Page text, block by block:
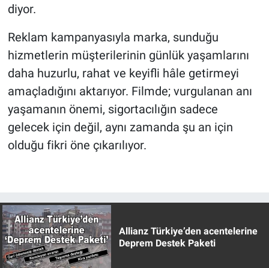
diyor.
Reklam kampanyasıyla marka, sunduğu
hizmetlerin müşterilerinin günlük yaşamlarını
daha huzurlu, rahat ve keyifli hâle getirmeyi
amaçladığını aktarıyor. Filmde; vurgulanan anı
yaşamanın önemi, sigortacılığın sadece
gelecek için değil, aynı zamanda şu an için
olduğu fikri öne çıkarılıyor.
Allianz Türkiye’den acentelerine
Deprem Destek Paketi